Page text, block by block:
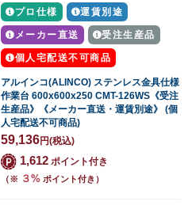
プロ仕様 運賃別途
メーカー直送 受注生産品
個人宅配送不可商品
アルインコ(ALINCO) ステンレス金具仕様
作業台 600x600x250 CMT-126WS《受注
生産品》《メーカー直送・運賃別途》 (個
人宅配送不可商品)
59,136円(税込)
1,612 ポイント付き
（※ ３% ポイント付き）